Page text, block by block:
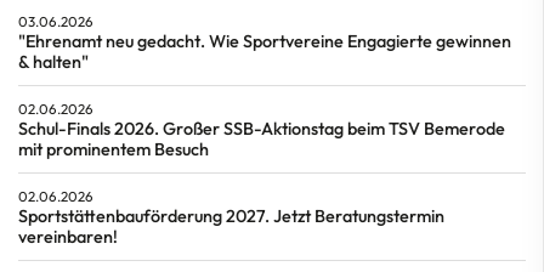
03.06.2026
"Ehrenamt neu gedacht. Wie Sportvereine Engagierte gewinnen
& halten"
02.06.2026
Schul-Finals 2026. Großer SSB-Aktionstag beim TSV Bemerode
mit prominentem Besuch
02.06.2026
Sportstättenbauförderung 2027. Jetzt Beratungstermin
vereinbaren!